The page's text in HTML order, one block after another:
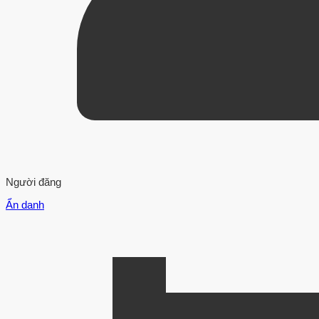
Người đăng
Ẩn danh